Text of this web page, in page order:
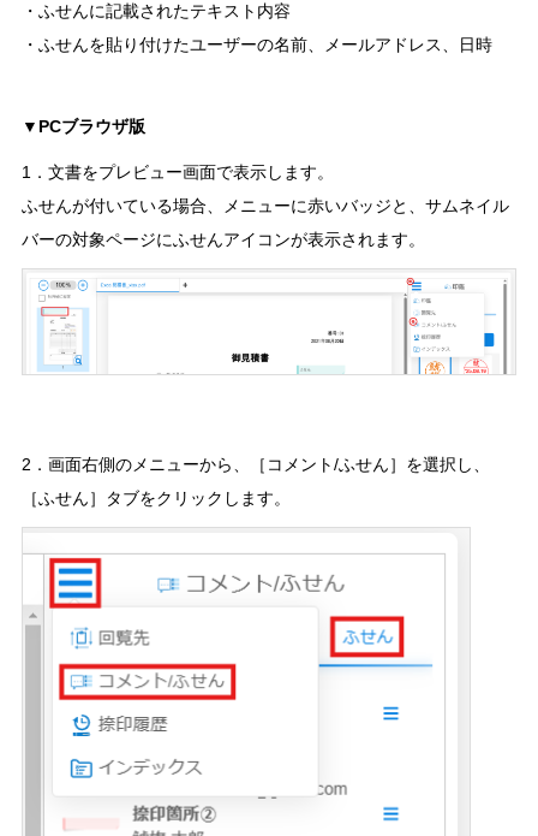
・ふせんに記載されたテキスト内容
・ふせんを貼り付けたユーザーの名前、メールアドレス、日時
▼PCブラウザ版
1．文書をプレビュー画面で表示します。
ふせんが付いている場合、メニューに赤いバッジと、サムネイル
バーの対象ページにふせんアイコンが表示されます。
2．画面右側のメニューから、［コメント/ふせん］を選択し、
［ふせん］タブをクリックします。